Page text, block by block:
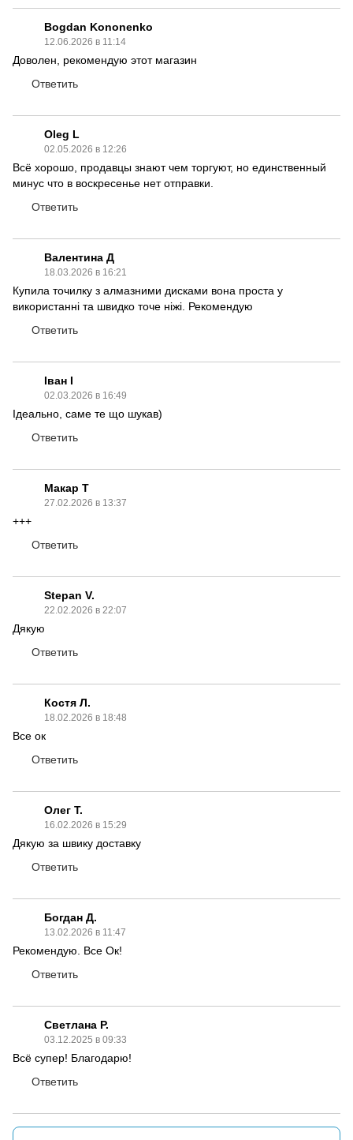
Bogdan Kononenko
12.06.2026 в 11:14
Доволен, рекомендую этот магазин
Ответить
Oleg L
02.05.2026 в 12:26
Всё хорошо, продавцы знают чем торгуют, но единственный
минус что в воскресенье нет отправки.
Ответить
Валентина Д
18.03.2026 в 16:21
Купила точилку з алмазними дисками вона проста у
використанні та швидко точе ніжі. Рекомендую
Ответить
Іван І
02.03.2026 в 16:49
Ідеально, саме те що шукав)
Ответить
Макар Т
27.02.2026 в 13:37
+++
Ответить
Stepan V.
22.02.2026 в 22:07
Дякую
Ответить
Костя Л.
18.02.2026 в 18:48
Все ок
Ответить
Олег Т.
16.02.2026 в 15:29
Дякую за швику доставку
Ответить
Богдан Д.
13.02.2026 в 11:47
Рекомендую. Все Ок!
Ответить
Светлана Р.
03.12.2025 в 09:33
Всё супер! Благодарю!
Ответить